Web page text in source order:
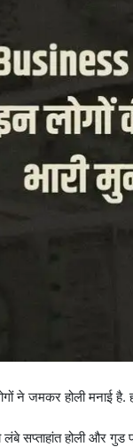
ने जमकर होली मनाई है.
सप्ताहांत होली और गुड